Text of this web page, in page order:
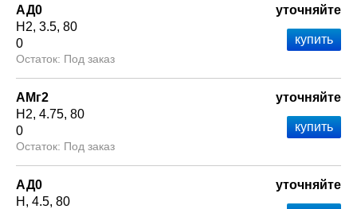
АД0
Н2 3.5 80
0
Под заказ
уточняйте
АМг2
Н2 4.75 80
0
Под заказ
уточняйте
АД0
Н
4.5 80
уточняйте